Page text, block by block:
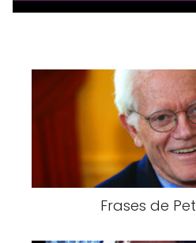
Frases de